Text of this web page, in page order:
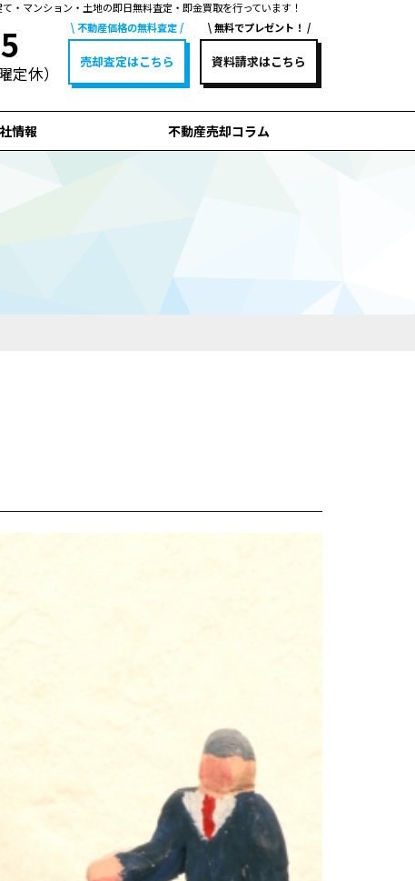
マンション・土地の即日無料査定・即金買取を行っています！
定休）
不動産価格の無料査定
売却査定はこちら
無料でプレゼント！
資料請求はこちら
情報 不動産売却コラム